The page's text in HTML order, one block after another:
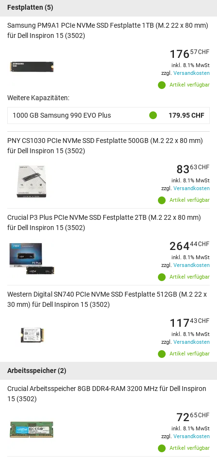
Festplatten (5)
Samsung PM9A1 PCIe NVMe SSD Festplatte 1TB (M.2 22 x 80 mm)
für Dell Inspiron 15 (3502)
Artikel verfügbar
17657CHF
inkl. 8.1% MwSt
zzgl. Versandkosten
Weitere Kapazitäten:
1000 GB Samsung 990 EVO Plus 179.95 CHF
PNY CS1030 PCIe NVMe SSD Festplatte 500GB (M.2 22 x 80 mm)
für Dell Inspiron 15 (3502)
Artikel verfügbar
8363CHF
inkl. 8.1% MwSt
zzgl. Versandkosten
Crucial P3 Plus PCIe NVMe SSD Festplatte 2TB (M.2 22 x 80 mm)
für Dell Inspiron 15 (3502)
Artikel verfügbar
26444CHF
inkl. 8.1% MwSt
zzgl. Versandkosten
Western Digital SN740 PCIe NVMe SSD Festplatte 512GB (M.2 22 x
30 mm) für Dell Inspiron 15 (3502)
Artikel verfügbar
11743CHF
inkl. 8.1% MwSt
zzgl. Versandkosten
Arbeitsspeicher(2)
Crucial Arbeitsspeicher 8GB DDR4-RAM 3200 MHz für Dell Inspiron
15 (3502)
Artikel verfügbar
7265CHF
inkl. 8.1% MwSt
zzgl. Versandkosten